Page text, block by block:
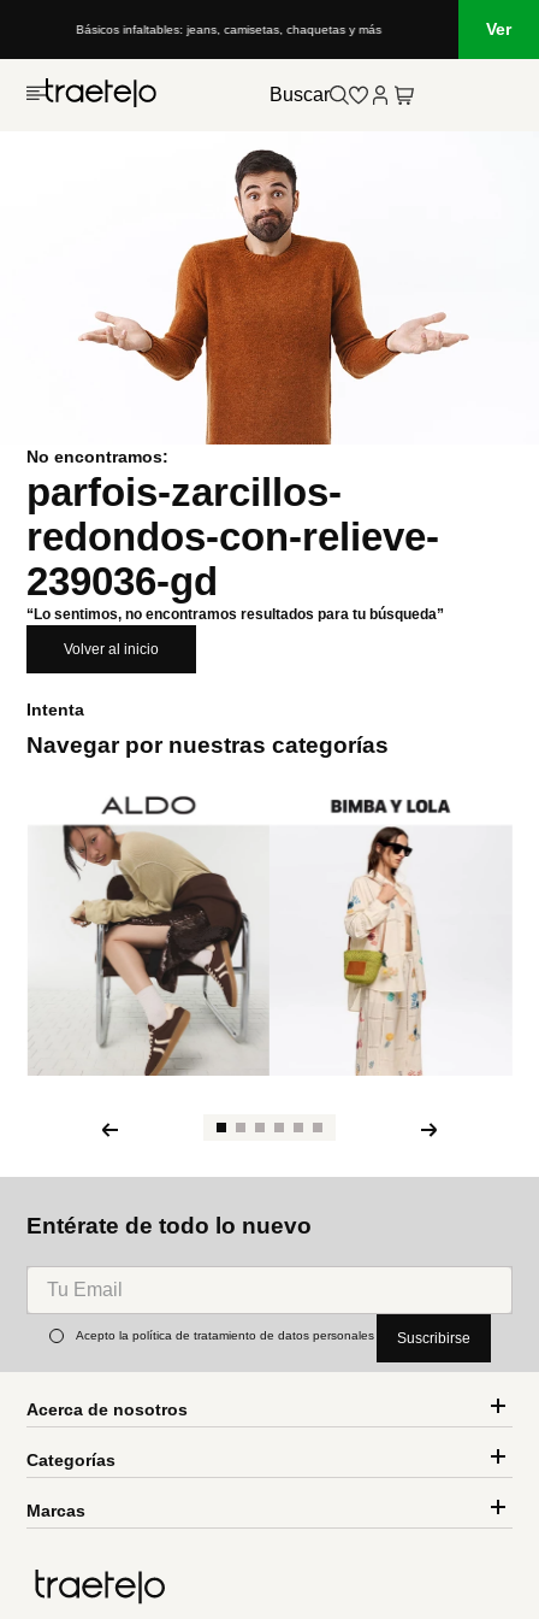
Básicos infaltables: jeans, camisetas, chaquetas y más Ver
Buscar
No encontramos:
parfois-zarcillos-
redondos-con-relieve-
239036-gd
“Lo sentimos, no encontramos resultados para tu búsqueda”
Volver al inicio
Intenta
Navegar por nuestras categorías
Entérate de todo lo nuevo
Acepto la política de tratamiento de datos personales Suscribirse
Acerca de nosotros
Categorías
Marcas